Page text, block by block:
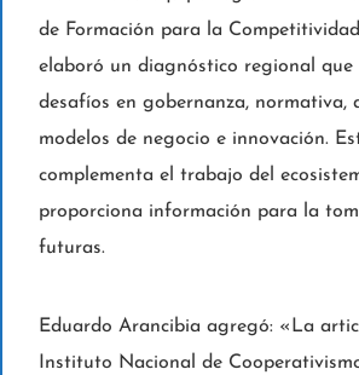
de Formación para la
elaboró un diagnóstico regional que
desafíos en gobernanza, normativa,
modelos de negocio e innovación.
complementa el trabajo del
proporciona información para la
futuras.
Eduardo Arancibia agregó: «La
Instituto Nacional de